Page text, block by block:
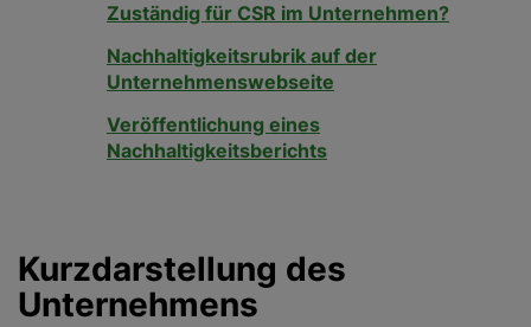
Zuständig für CSR im Unternehmen?
Nachhaltigkeitsrubrik auf der
Unternehmenswebseite
Veröffentlichung eines
Nachhaltigkeitsberichts
Kurzdarstellung des
Unternehmens